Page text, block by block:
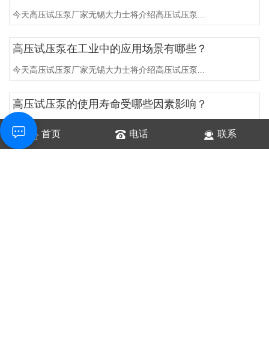
今天高压试压泵厂家无锡大力士将介绍高压试压泵...
高压试压泵在工业中的应用场景有哪些？
今天高压试压泵厂家无锡大力士将介绍高压试压泵...
高压试压泵的使用寿命受哪些因素影响？
今天高压试压泵厂家无锡大力士将介绍高压试压泵...
首页 电话 联系